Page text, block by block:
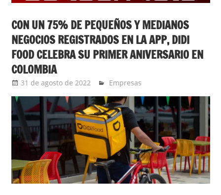
CON UN 75% DE PEQUEÑOS Y MEDIANOS
NEGOCIOS REGISTRADOS EN LA APP, DIDI
FOOD CELEBRA SU PRIMER ANIVERSARIO EN
COLOMBIA
31 de agosto de 2022 Ernesto Herrera
Empresas